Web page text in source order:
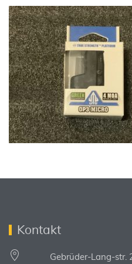
Kontakt
Gebrüder-Lang-str.